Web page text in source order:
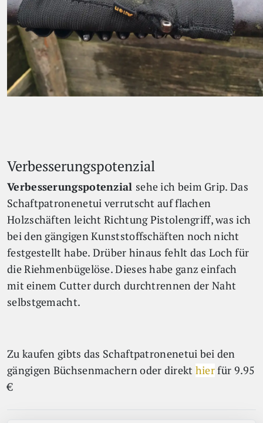
Verbesserungspotenzial
Verbesserungspotenzial sehe ich beim Grip. Das
Schaftpatronenetui verrutscht auf flachen
Holzschäften leicht Richtung Pistolengriff, was ich
bei den gängigen Kunststoffschäften noch nicht
festgestellt habe. Drüber hinaus fehlt das Loch für
die Riehmenbügelöse. Dieses habe ganz einfach
mit einem Cutter durch durchtrennen der Naht
selbstgemacht.
Zu kaufen gibts das Schaftpatronenetui bei den
gängigen Büchsenmachern oder direkt hierfür 9.95
€